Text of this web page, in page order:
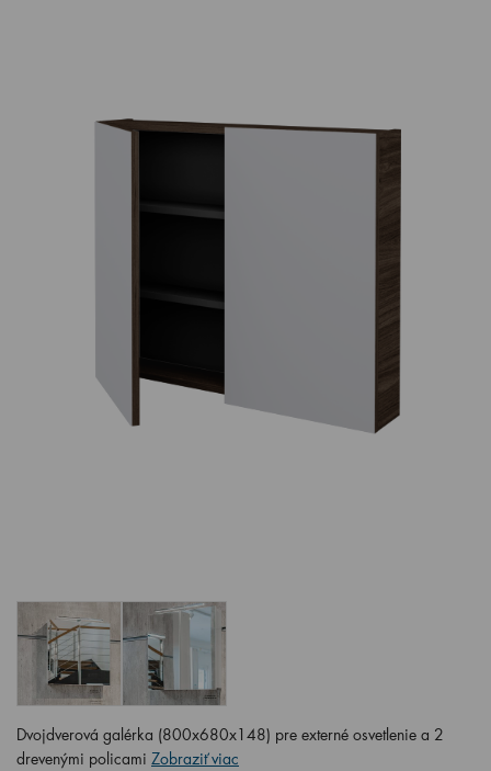
Dvojdverová galérka (800x680x148) pre externé osvetlenie a 2
drevenými policami Zobraziť viac